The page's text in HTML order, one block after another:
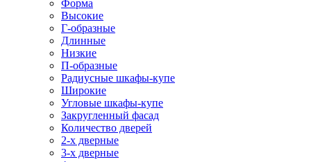
Форма
Высокие
Г-образные
Длинные
Низкие
П-образные
Радиусные шкафы-купе
Широкие
Угловые шкафы-купе
Закругленный фасад
Количество дверей
2-х дверные
3-х дверные